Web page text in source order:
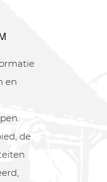
en
de